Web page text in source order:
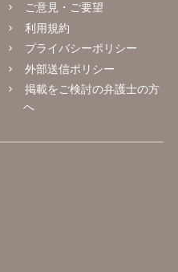
ご意見・ご要望
利用規約
プライバシーポリシー
外部送信ポリシー
掲載をご検討の弁護士の方
へ